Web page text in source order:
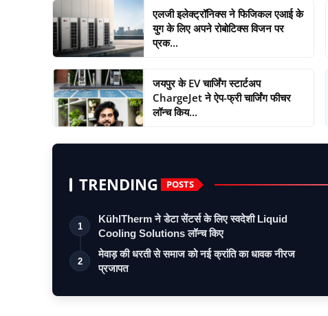
एलजी इलेक्ट्रॉनिक्स ने फिजिकल एआई के
युग के लिए अपने रोबोटिक्स विजन पर
प्रक...
जयपुर के EV चार्जिंग स्टार्टअप
ChargeJet ने ऐप-फ्री चार्जिंग फीचर
लॉन्च किय...
TRENDING POSTS
1
KühlTherm ने डेटा सेंटर्स के लिए स्वदेशी Liquid
Cooling Solutions लॉन्च किए
2
मेवाड़ की धरती से समाज को नई क्रांति का धावक नीरज
प्रजापत